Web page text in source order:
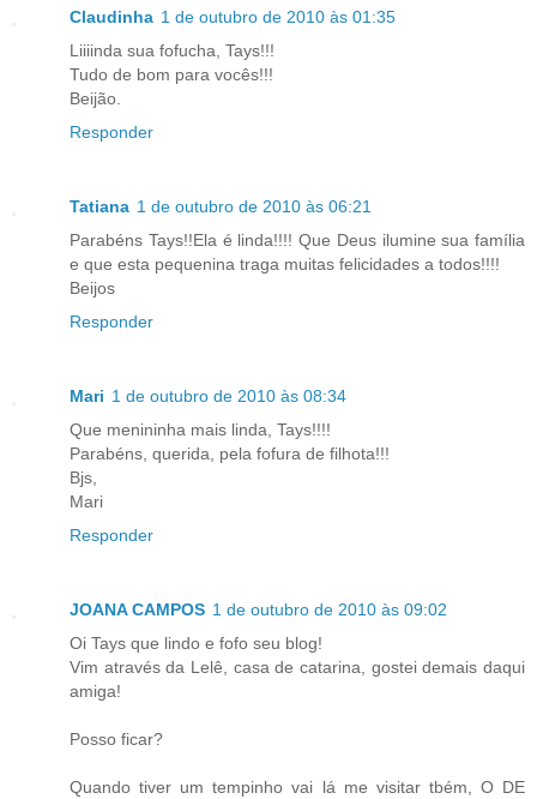
Claudinha 1 de outubro de 2010 às 01:35
Liiiinda sua fofucha, Tays!!!
Tudo de bom para vocês!!!
Beijão.
Responder
Tatiana 1 de outubro de 2010 às 06:21
Parabéns Tays!!Ela é linda!!!! Que Deus ilumine sua família
e que esta pequenina traga muitas felicidades a todos!!!!
Beijos
Responder
Mari 1 de outubro de 2010 às 08:34
Que menininha mais linda, Tays!!!!
Parabéns, querida, pela fofura de filhota!!!
Bjs,
Mari
Responder
JOANA CAMPOS 1 de outubro de 2010 às 09:02
Oi Tays que lindo e fofo seu blog!
Vim através da Lelê, casa de catarina, gostei demais daqui
amiga!
Posso ficar?
Quando tiver um tempinho vai lá me visitar tbém, O DE